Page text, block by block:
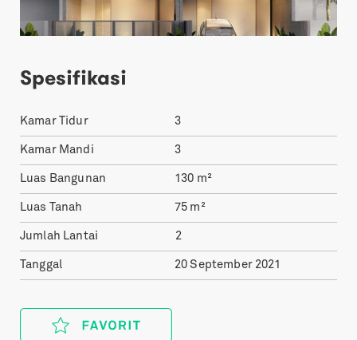
Spesifikasi
Kamar Tidur 3
Kamar Mandi 3
Luas Bangunan 130 m²
Luas Tanah 75 m²
Jumlah Lantai 2
Tanggal 20 September 2021